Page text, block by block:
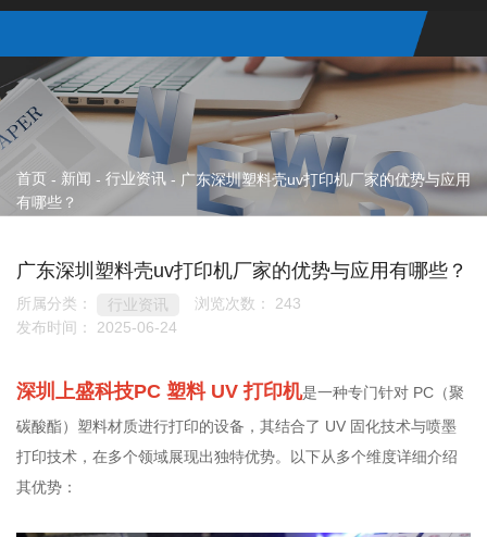
首页 - 新闻 - 行业资讯 - 广东深圳塑料壳uv打印机厂家的优势与应用
有哪些？
广东深圳塑料壳uv打印机厂家的优势与应用有哪些？
所属分类： 行业资讯 浏览次数： 243
发布时间： 2025-06-24
深圳上盛科技PC 塑料 UV 打印机是一种专门针对 PC（聚
碳酸酯）塑料材质进行打印的设备，其结合了 UV 固化技术与喷墨
打印技术，在多个领域展现出独特优势。以下从多个维度详细介绍
其优势：